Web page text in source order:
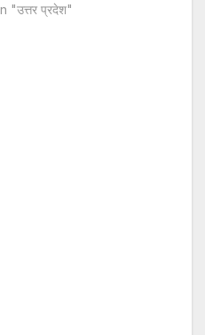
विज्ञापन पेश कर सकें। अगर
In "उत्तर प्रदेश"